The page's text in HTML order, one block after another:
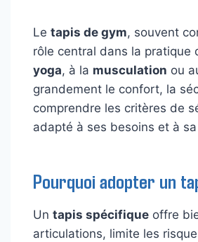
Le tapis de gym, souvent
rôle central dans la pratique
yoga, à la musculation ou
grandement le confort, la
comprendre les critères de
adapté à ses besoins et à
Pourquoi adopter un
Un tapis spécifique offre
articulations, limite les